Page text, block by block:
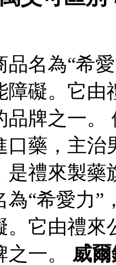
品名為“希
障礙。它
品牌之一。
口藥，主
是禮來製藥
為“希愛力”
。它由禮來
一。 威